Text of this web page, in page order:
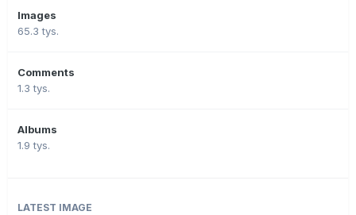
Images
65.3 tys.
Comments
1.3 tys.
Albums
1.9 tys.
LATEST IMAGE